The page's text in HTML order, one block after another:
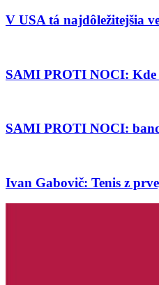
V USA tá najdôležitejšia
SAMI PROTI NOCI: Kde
SAMI PROTI NOCI:
Ivan Gabovič: Tenis z